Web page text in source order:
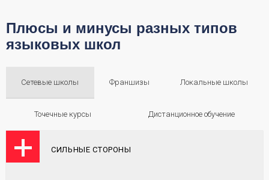
Плюсы и минусы разных типов
языковых школ
Сетевые школы Франшизы Локальные школы
Точечные курсы Дистанционное обучение
СИЛЬНЫЕ СТОРОНЫ